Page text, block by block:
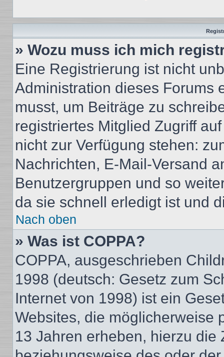
» Wozu muss ich mich
Eine Registrierung ist nicht
Administration dieses Forums
musst, um Beiträge zu
registriertes Mitglied Zugriff
nicht zur Verfügung stehen:
Nachrichten, E-Mail-Versand
Benutzergruppen und so
da sie schnell erledigt ist und
Nach oben
» Was ist COPPA?
COPPA, ausgeschrieben
1998 (deutsch: Gesetz zum
Internet von 1998) ist ein
Websites, die möglicherweise
13 Jahren erheben, hierzu die